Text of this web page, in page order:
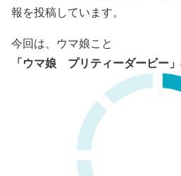
報を投稿しています。
今回は、ウマ娘こと
「ウマ娘 プリティーダービー